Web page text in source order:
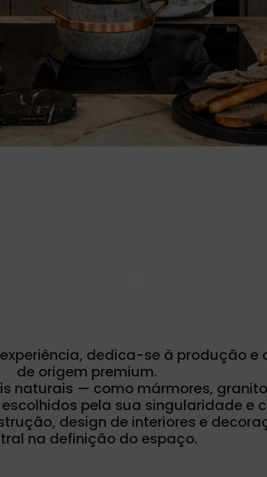
dedica-se à produção
de origem premium.
naturais — como mármores,
pela sua singularidade e
design de interiores e
na definição do espaço.